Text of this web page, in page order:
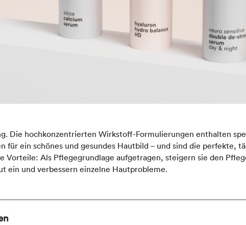
Die hochkonzentrierten Wirkstoff-Formulierungen enthalten
ein schönes und gesundes Hautbild – und sind die perfekte,
Vorteile: Als Pflegegrundlage aufgetragen, steigern sie den
ein und verbessern einzelne Hautprobleme.